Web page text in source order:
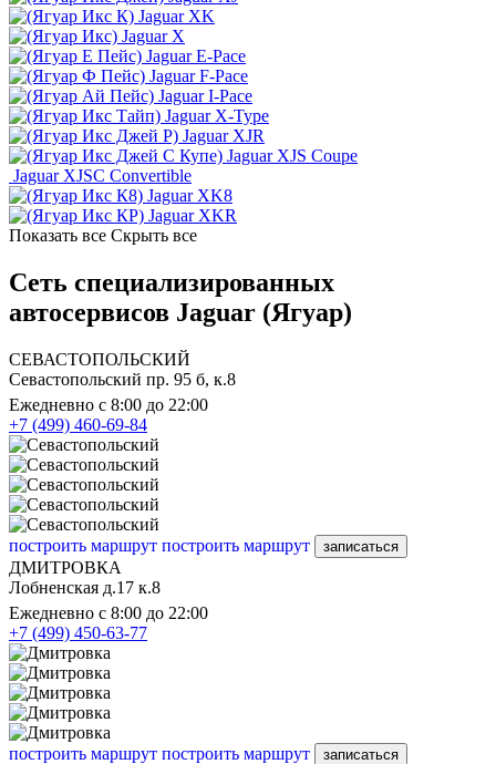
Jaguar XK
Jaguar X
Jaguar E-Pace
Jaguar F-Pace
Jaguar I-Pace
Jaguar X-Type
Jaguar XJR
Jaguar XJS Coupe
Jaguar XJSC Convertible
Jaguar XK8
Jaguar XKR
Показать все Скрыть все
Сеть специализированных
автосервисов Jaguar (Ягуар)
СЕВАСТОПОЛЬСКИЙ
Севастопольский пр. 95 б, к.8
Ежедневно с 8:00 до 22:00
+7 (499) 460-69-84
построить маршрут построить маршрут записаться
ДМИТРОВКА
Лобненская д.17 к.8
Ежедневно с 8:00 до 22:00
+7 (499) 450-63-77
построить маршрут построить маршрут записаться